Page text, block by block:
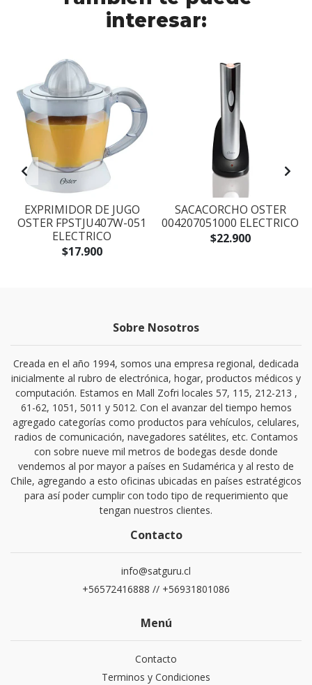
interesar:
EXPRIMIDOR DE JUGO
OSTER FPSTJU407W-051
ELECTRICO
$17.900
SACACORCHO OSTER
004207051000 ELECTRICO
$22.900
Sobre Nosotros
Creada en el año 1994, somos una empresa regional, dedicada
inicialmente al rubro de electrónica, hogar, productos médicos y
computación. Estamos en Mall Zofri locales 57, 115, 212-213 ,
61-62, 1051, 5011 y 5012. Con el avanzar del tiempo hemos
agregado categorías como productos para vehículos, celulares,
radios de comunicación, navegadores satélites, etc. Contamos
con sobre nueve mil metros de bodegas desde donde
vendemos al por mayor a países en Sudamérica y al resto de
Chile, agregando a esto oficinas ubicadas en países estratégicos
para así poder cumplir con todo tipo de requerimiento que
tengan nuestros clientes.
Contacto
info@satguru.cl
+56572416888 // +56931801086
Menú
Contacto
Terminos y Condiciones